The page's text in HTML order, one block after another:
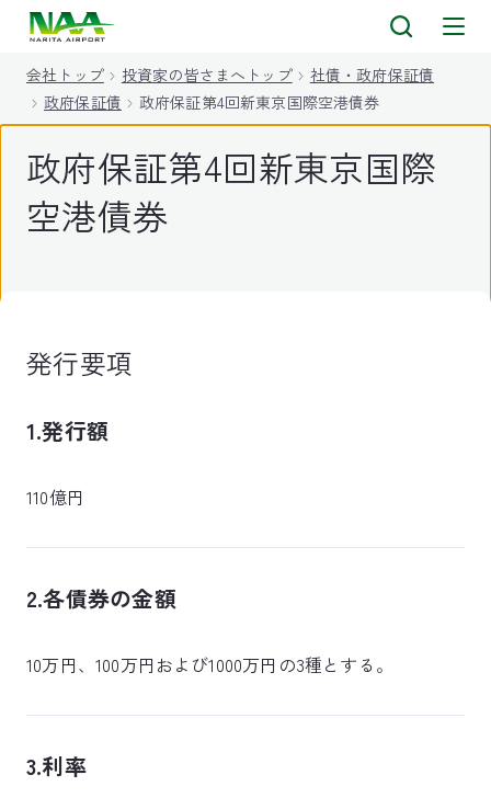
会社トップ 投資家の皆さまへトップ
社債・政府保証債
政府保証債
政府保証第4回新東京国際空港債券
政府保証第4回新東京国際
空港債券
発行要項
1.発行額
110億円
2.各債券の金額
10万円、100万円および1000万円の3種とする。
3.利率